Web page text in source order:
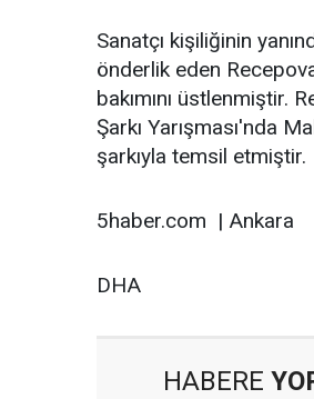
Sanatçı kişiliğinin
önderlik eden
bakımını
Şarkı Yarışması'nda
şarkıyla temsil etmiştir.
5haber.com | Ankara
DHA
HABERE